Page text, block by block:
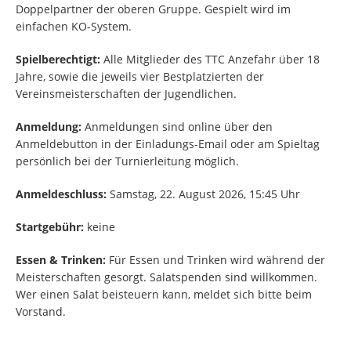
Doppelpartner der oberen Gruppe. Gespielt wird im
einfachen KO-System.
Spielberechtigt: Alle Mitglieder des TTC Anzefahr über 18
Jahre, sowie die jeweils vier Bestplatzierten der
Vereinsmeisterschaften der Jugendlichen.
Anmeldung: Anmeldungen sind online über den
Anmeldebutton in der Einladungs-Email oder am Spieltag
persönlich bei der Turnierleitung möglich.
Anmeldeschluss: Samstag, 22. August 2026, 15:45 Uhr
Startgebühr: keine
Essen & Trinken: Für Essen und Trinken wird während der
Meisterschaften gesorgt. Salatspenden sind willkommen.
Wer einen Salat beisteuern kann, meldet sich bitte beim
Vorstand.